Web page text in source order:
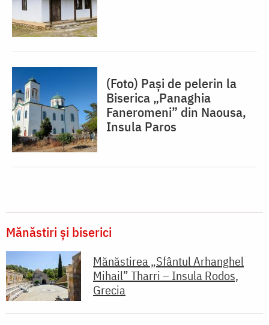
(Foto) Pași de pelerin la
Biserica „Panaghia
Faneromeni” din Naousa,
Insula Paros
Mănăstiri și biserici
Mănăstirea „Sfântul Arhanghel
Mihail” Tharri – Insula Rodos,
Grecia